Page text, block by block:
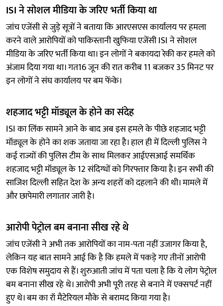
ISI ने सोशल मीडिया के जरिए भर्ती किया था
जांच एजेंसी से जुड़े सूत्रों ने बताया कि आरएसएस कार्यालय पर हमला
करने वाले आरोपियों को पाकिस्तानी खुफिया एजेंसी ISI ने सोशल
मीडिया के जरिए भर्ती किया था। इन लोगों ने बकायदा रेकी कर हमले को
अंजाम दिया गया था। गत16 जून की रात करीब 11 बजकर 35 मिनट पर
इन लोगों ने संघ कार्यालय पर बम फेंके।
शहजाद भट्टी मॉड्यूल के होने का संदेह
ISI का लिंक सामने आने के बाद अब इस हमले के पीछे शहजाद भट्टी
मॉड्यूल के होने का शक जताया जा रहा है। हाल ही में दिल्ली पुलिस ने
कई राज्यों की पुलिस टीम के साथ मिलकर आईएसआई समर्थिक
शहजाद भट्टी मॉड्यूल के 12 संदिग्धों को गिरफ्तार किया है। इन सभी की
साजिश दिल्ली सहित देश के अन्य शहरों को दहलाने की थी। मामले में
और छापेमारी लगातार जारी है।
आरोपी पेट्रोल बम बनाना सीख रहे थे
जांच एजेंसी ने अभी तक आरोपियों का नाम-पता नहीं उजागर किया है,
लेकिन यह बात सामने आई कि है कि हमले में पकड़े गए तीनों आरोपी
एक विशेष समुदाय से हैं। शुरुआती जांच में पता चला है कि ये लोग पेट्रोल
बम बनाना सीख रहे थे। आरोपी अभी पूरी तरह से बनाने में एक्सपर्ट नहीं
हुए थे। बम का रॉ मैटेरियल मौके से बरामद किया गया है।